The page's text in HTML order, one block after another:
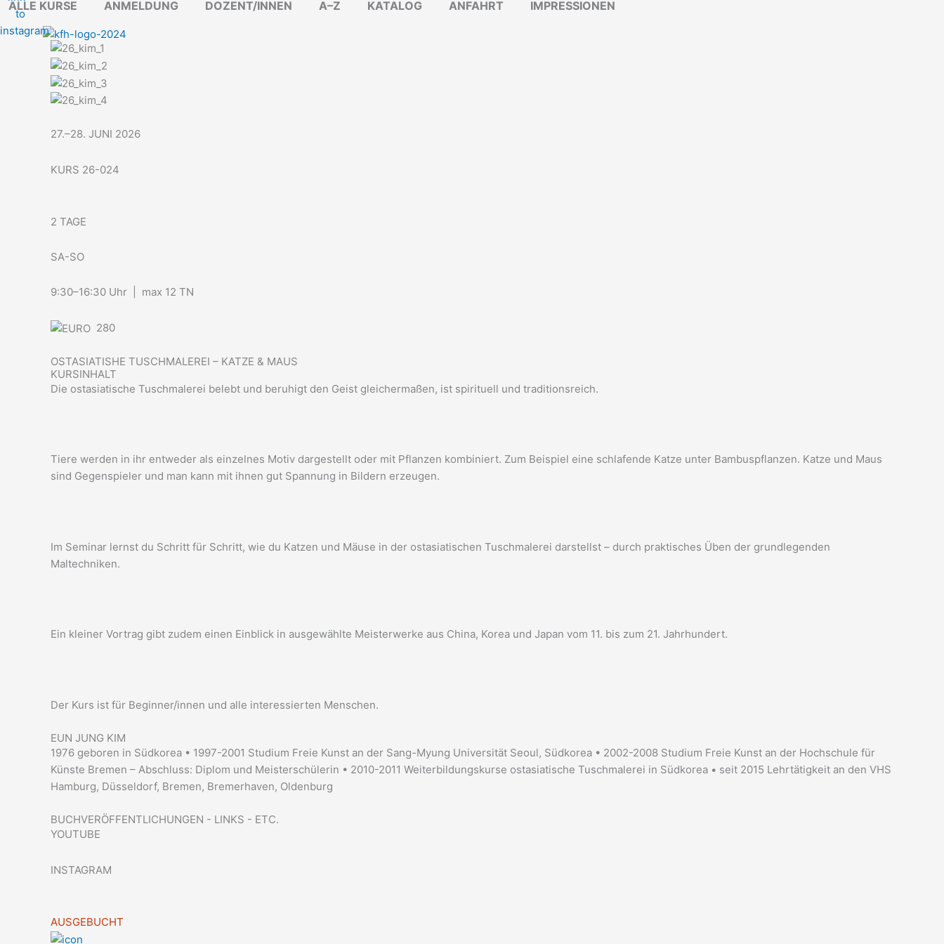
Zum
Inhalt
springen
ALLE KURSE ANMELDUNG DOZENT/INNEN A–Z KATALOG ANFAHRT IMPRESSIONEN
27.–28. JUNI 2026
KURS 26-024
2 TAGE
SA-SO
9:30–16:30 Uhr | max 12 TN
280
OSTASIATISHE TUSCHMALEREI – KATZE & MAUS
KURSINHALT
Die ostasiatische Tuschmalerei belebt und beruhigt den Geist gleichermaßen, ist spirituell und traditionsreich.
Tiere werden in ihr entweder als einzelnes Motiv dargestellt oder mit Pflanzen kombiniert. Zum Beispiel eine schlafende Katze unter Bambuspflanzen. Katze und Maus
sind Gegenspieler und man kann mit ihnen gut Spannung in Bildern erzeugen.
Im Seminar lernst du Schritt für Schritt, wie du Katzen und Mäuse in der ostasiatischen Tuschmalerei darstellst – durch praktisches Üben der grundlegenden
Maltechniken.
Ein kleiner Vortrag gibt zudem einen Einblick in ausgewählte Meisterwerke aus China, Korea und Japan vom 11. bis zum 21. Jahrhundert.
Der Kurs ist für Beginner/innen und alle interessierten Menschen.
EUN JUNG KIM
1976 geboren in Südkorea • 1997-2001 Studium Freie Kunst an der Sang-Myung Universität Seoul, Südkorea • 2002-2008 Studium Freie Kunst an der Hochschule für
Künste Bremen – Abschluss: Diplom und Meisterschülerin • 2010-2011 Weiterbildungskurse ostasiatische Tuschmalerei in Südkorea • seit 2015 Lehrtätigkeit an den VHS
Hamburg, Düsseldorf, Bremen, Bremerhaven, Oldenburg
BUCHVERÖFFENTLICHUNGEN - LINKS - ETC.
YOUTUBE
INSTAGRAM
AUSGEBUCHT